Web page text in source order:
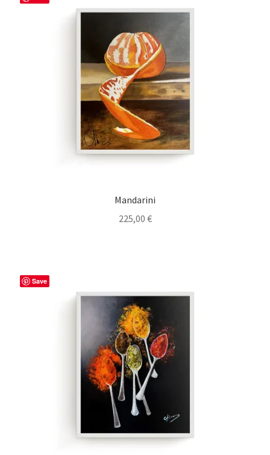
Mandarini
225,00 €
Save